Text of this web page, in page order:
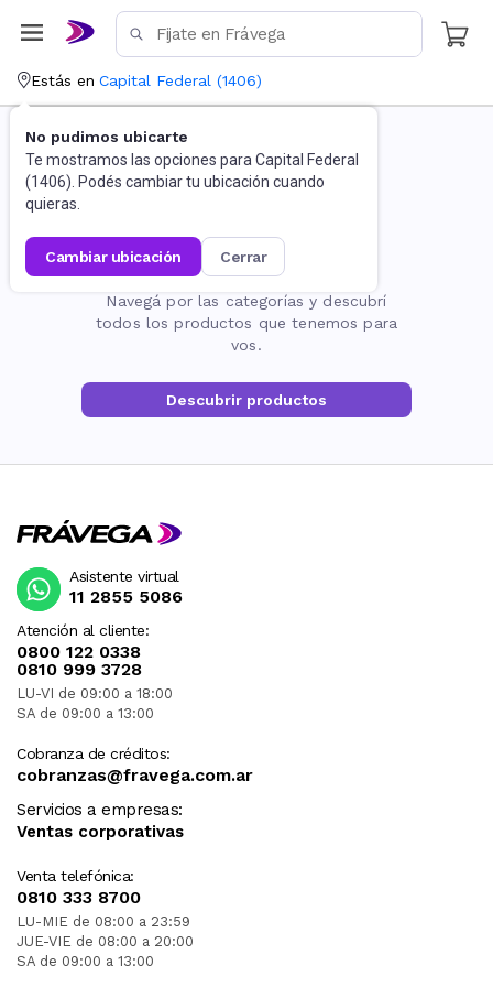
Estás en Capital Federal (1406)
No pudimos ubicarte
Te mostramos las opciones para Capital Federal
(1406). Podés cambiar tu ubicación cuando
quieras.
cambiar ubicación cerrar
La página no existe
Navegá por las categorías y descubrí
todos los productos que tenemos para
vos.
Descubrir productos
Atención al cliente:
0800 122 0338
0810 999 3728
LU-VI de 09:00 a 18:00
SA de 09:00 a 13:00
Cobranza de créditos:
cobranzas@fravega.com.ar
Servicios a empresas:
Ventas corporativas
Venta telefónica:
0810 333 8700
LU-MIE de 08:00 a 23:59
JUE-VIE de 08:00 a 20:00
SA de 09:00 a 13:00
Asistente virtual
11 2855 5086